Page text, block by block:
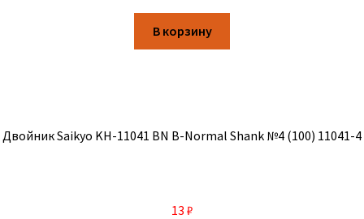
В корзину
Двойник Saikyo KH-11041 BN B-Normal Shank №4 (100) 11041-4
13 ₽